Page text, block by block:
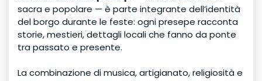
sacra e popolare — è parte integrante dell’identità
del borgo durante le feste: ogni presepe racconta
storie, mestieri, dettagli locali che fanno da ponte
tra passato e presente.
La combinazione di musica, artigianato, religiosità e